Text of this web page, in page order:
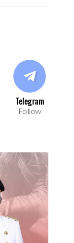
Telegram
Follow